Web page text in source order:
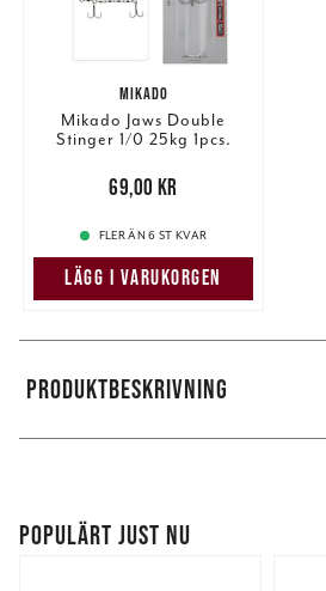
MIKADO
Mikado Jaws Double
Stinger 1/0 25kg 1pcs.
69,00 kr
69,00 kr
FLER ÄN 6 ST KVAR
LÄGG I VARUKORGEN
PRODUKTBESKRIVNING
POPULÄRT JUST NU